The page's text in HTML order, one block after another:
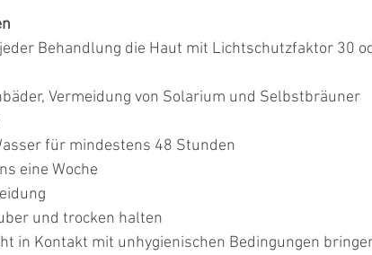
Behandlung die Haut mit Lichtschutzfaktor 30
Vermeidung von Solarium und Selbstbräuner
für mindestens 48 Stunden
eine Woche
und trocken halten
in Kontakt mit unhygienischen Bedingungen